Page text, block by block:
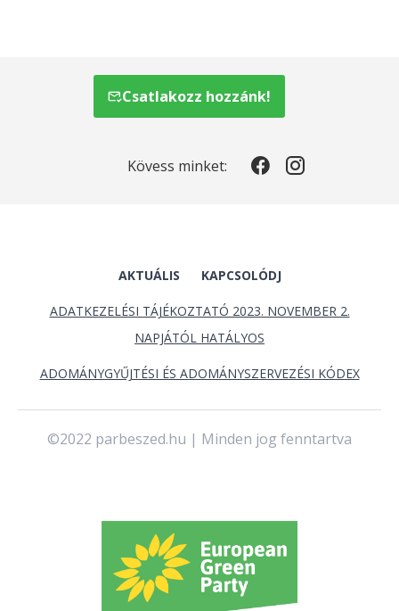
Csatlakozz hozzánk!
Kövess minket:
AKTUÁLIS KAPCSOLÓDJ
ADATKEZELÉSI TÁJÉKOZTATÓ 2023. NOVEMBER 2.
NAPJÁTÓL HATÁLYOS
ADOMÁNYGYŰJTÉSI ÉS ADOMÁNYSZERVEZÉSI KÓDEX
©2022 parbeszed.hu | Minden jog fenntartva